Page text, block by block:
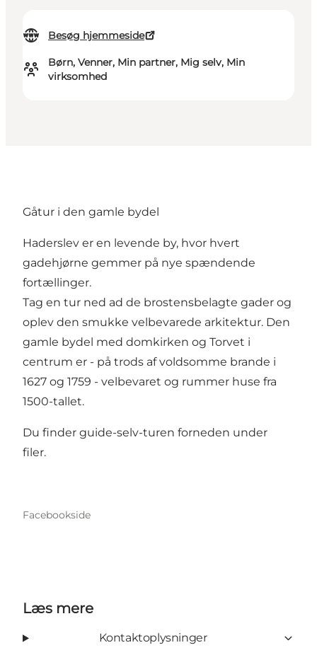
Besøg hjemmeside
Børn, Venner, Min partner, Mig selv, Min
virksomhed
Gåtur i den gamle bydel
Haderslev er en levende by, hvor hvert
gadehjørne gemmer på nye spændende
fortællinger.
Tag en tur ned ad de brostensbelagte gader og
oplev den smukke velbevarede arkitektur. Den
gamle bydel med domkirken og Torvet i
centrum er - på trods af voldsomme brande i
1627 og 1759 - velbevaret og rummer huse fra
1500-tallet.
Du finder guide-selv-turen forneden under
filer.
Facebookside
Læs mere
Kontaktoplysninger